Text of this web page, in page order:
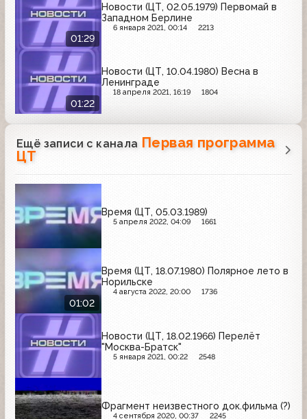
01:29
Новости (ЦТ, 02.05.1979) Первомай в
Западном Берлине
6 января 2021, 00:14 2213
01:22
Новости (ЦТ, 10.04.1980) Весна в
Ленинграде
18 апреля 2021, 16:19 1804
Ещё записи с канала Первая программа
ЦТ
Время (ЦТ, 05.03.1989)
5 апреля 2022, 04:09 1661
01:02
Время (ЦТ, 18.07.1980) Полярное лето в
Норильске
4 августа 2022, 20:00 1736
Новости (ЦТ, 18.02.1966) Перелёт
"Москва-Братск"
5 января 2021, 00:22 2548
Фрагмент неизвестного док.фильма (?)
4 сентября 2020, 00:37 2245